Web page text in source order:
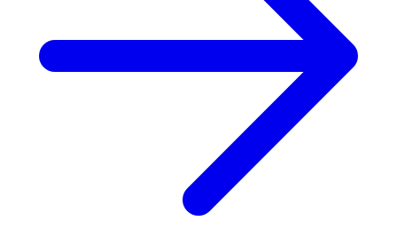
Glycol, Glycerin, PEG-40 Hydrogenated Castor Oil,
Tocopherol, Potassium Sorbate, Edta, Alcohol.